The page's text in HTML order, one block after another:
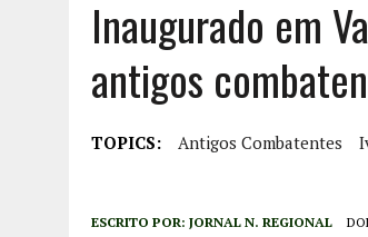
SEXTA-FEIRA, 7 AGOSTO, 2026
FESTAS DA
Inaugurado em
antigos
TOPICS: Antigos Combatentes
ESCRITO POR: JORNAL N. REGIONAL